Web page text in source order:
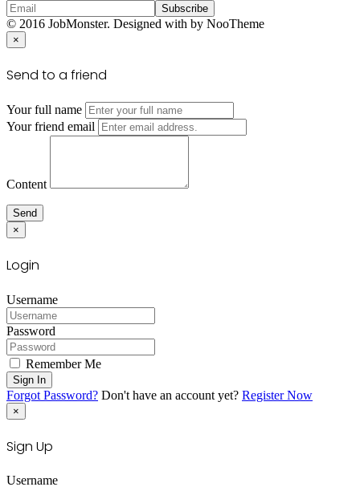
© 2016 JobMonster. Designed with by NooTheme
×
Send to a friend
Your full name
Your friend email
Content
Send
×
Login
Username
Password
Remember Me
Sign In
Forgot Password? Don't have an account yet? Register Now
×
Sign Up
Username